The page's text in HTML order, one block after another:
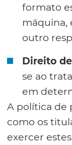
formato
máquina,
outro
Direito
se ao
em
A política de
como os
exercer